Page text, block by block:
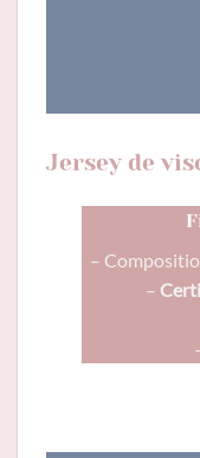
Jersey de
–
–